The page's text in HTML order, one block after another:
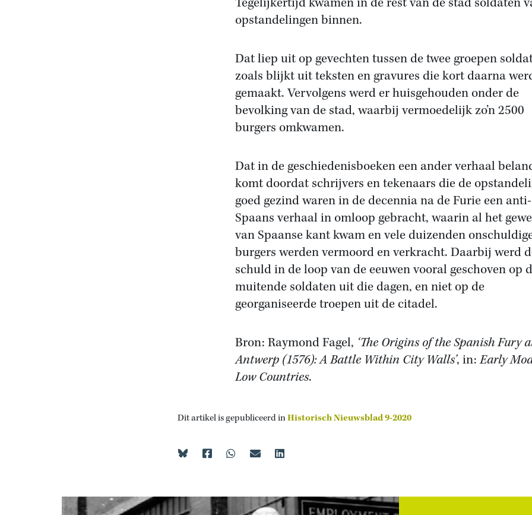
Tegelijkertijd kwamen in de rest van de stad soldaten
opstandelingen binnen.
Dat liep uit op gevechten tussen de twee groepen
zoals blijkt uit teksten en gravures die kort daarna
gemaakt. Vervolgens werd er huisgehouden onder de
bevolking van de stad, waarbij vermoedelijk zo’n 2500
burgers omkwamen.
Dat in de geschiedenisboeken een ander verhaal
komt doordat schrijvers en tekenaars die de
goed gezind waren in de decennia na de Furie een anti-
Spaans verhaal in omloop gebracht, waarin al het
van Spaanse kant kwam en vele duizenden
burgers werden vermoord en verkracht. Daarbij werd
schuld in de loop van de eeuwen vooral geschoven op
muitende soldaten uit die dagen, en niet op de
georganiseerde troepen uit de citadel.
Bron: Raymond Fagel, ‘The Origins of the Spanish Fury
Antwerp (1576): A Battle Within City Walls’, in:Early
Low Countries.
Dit artikel is gepubliceerd inHistorisch Nieuwsblad 9-2020